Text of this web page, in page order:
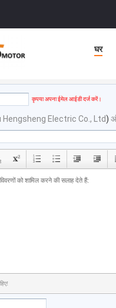
घर
कृपया अपना ईमेल आईडी दर्ज करें।
Hengsheng Electric Co., Ltd)